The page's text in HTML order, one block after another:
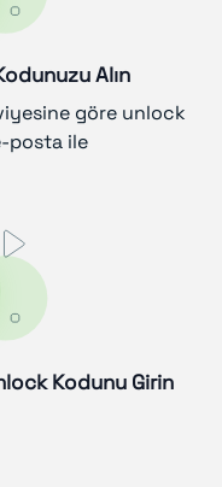
Alın
göre unlock
posta ile
Kodunu Girin